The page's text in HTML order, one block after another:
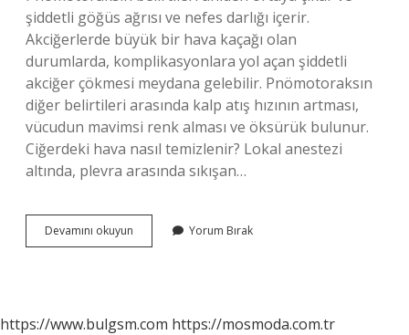
şiddetli göğüs ağrısı ve nefes darlığı içerir.
Akciğerlerde büyük bir hava kaçağı olan
durumlarda, komplikasyonlara yol açan şiddetli
akciğer çökmesi meydana gelebilir. Pnömotoraksın
diğer belirtileri arasında kalp atış hızının artması,
vücudun mavimsi renk alması ve öksürük bulunur.
Ciğerdeki hava nasıl temizlenir? Lokal anestezi
altında, plevra arasında sıkışan…
Devamını okuyun Akciğerde
Gaz
Yorum Bırak
https://www.bulgsm.com https://mosmoda.com.tr